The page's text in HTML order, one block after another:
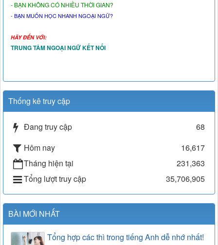
- BẠN KHÔNG CÓ NHIỀU THỜI GIAN?
- BẠN MUỐN HỌC NHANH NGOẠI NGỮ?
HÃY ĐẾN VỚI:
TRUNG TÂM NGOẠI NGỮ KẾT NỐI
Thống kê truy cập
Đang truy cập
68
Hôm nay
16,617
Tháng hiện tại
231,363
Tổng lượt truy cập
35,706,905
BÀI MỚI NHẤT
Tổng hợp các thì trong tiếng Anh dễ nhớ nhất!